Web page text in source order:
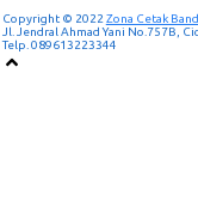
Copyright © 2022 Zona Cetak
Jl. Jendral Ahmad Yani No.757B,
Telp. 089613223344